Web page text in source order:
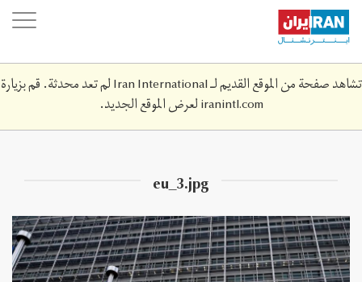
Skip
main
content
تشاهد صفحة من الموقع القديم لـ Iran International لم تعد محدثة. قم بزيارة
iranintl.comلعرض الموقع الجديد.
eu_3.jpg